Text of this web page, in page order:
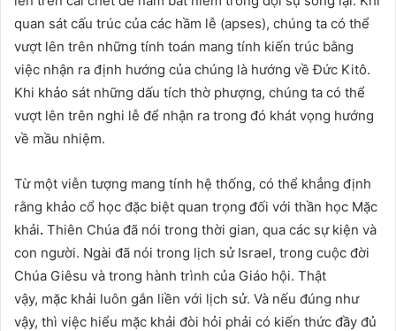
quan sát cấu trúc của các hầm lễ (apses), chúng ta có thể
vượt lên trên những tính toán mang tính kiến trúc bằng
việc nhận ra định hướng của chúng là hướng về Đức Kitô.
Khi khảo sát những dấu tích thờ phượng, chúng ta có thể
vượt lên trên nghi lễ để nhận ra trong đó khát vọng hướng
về mầu nhiệm.
Từ một viễn tượng mang tính hệ thống, có thể khẳng định
rằng khảo cổ học đặc biệt quan trọng đối với thần học Mặc
khải. Thiên Chúa đã nói trong thời gian, qua các sự kiện và
con người. Ngài đã nói trong lịch sử Israel, trong cuộc đời
Chúa Giêsu và trong hành trình của Giáo hội. Thật
vậy, mặc khải luôn gắn liền với lịch sử. Và nếu đúng như
vậy, thì việc hiểu mặc khải đòi hỏi phải có kiến thức đầy đủ